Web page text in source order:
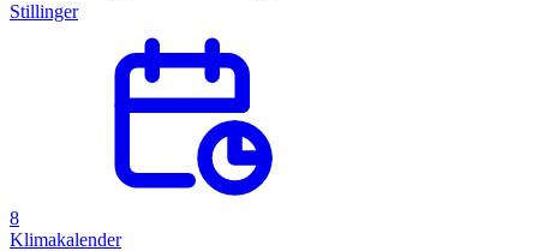
Stillinger
8
Klimakalender